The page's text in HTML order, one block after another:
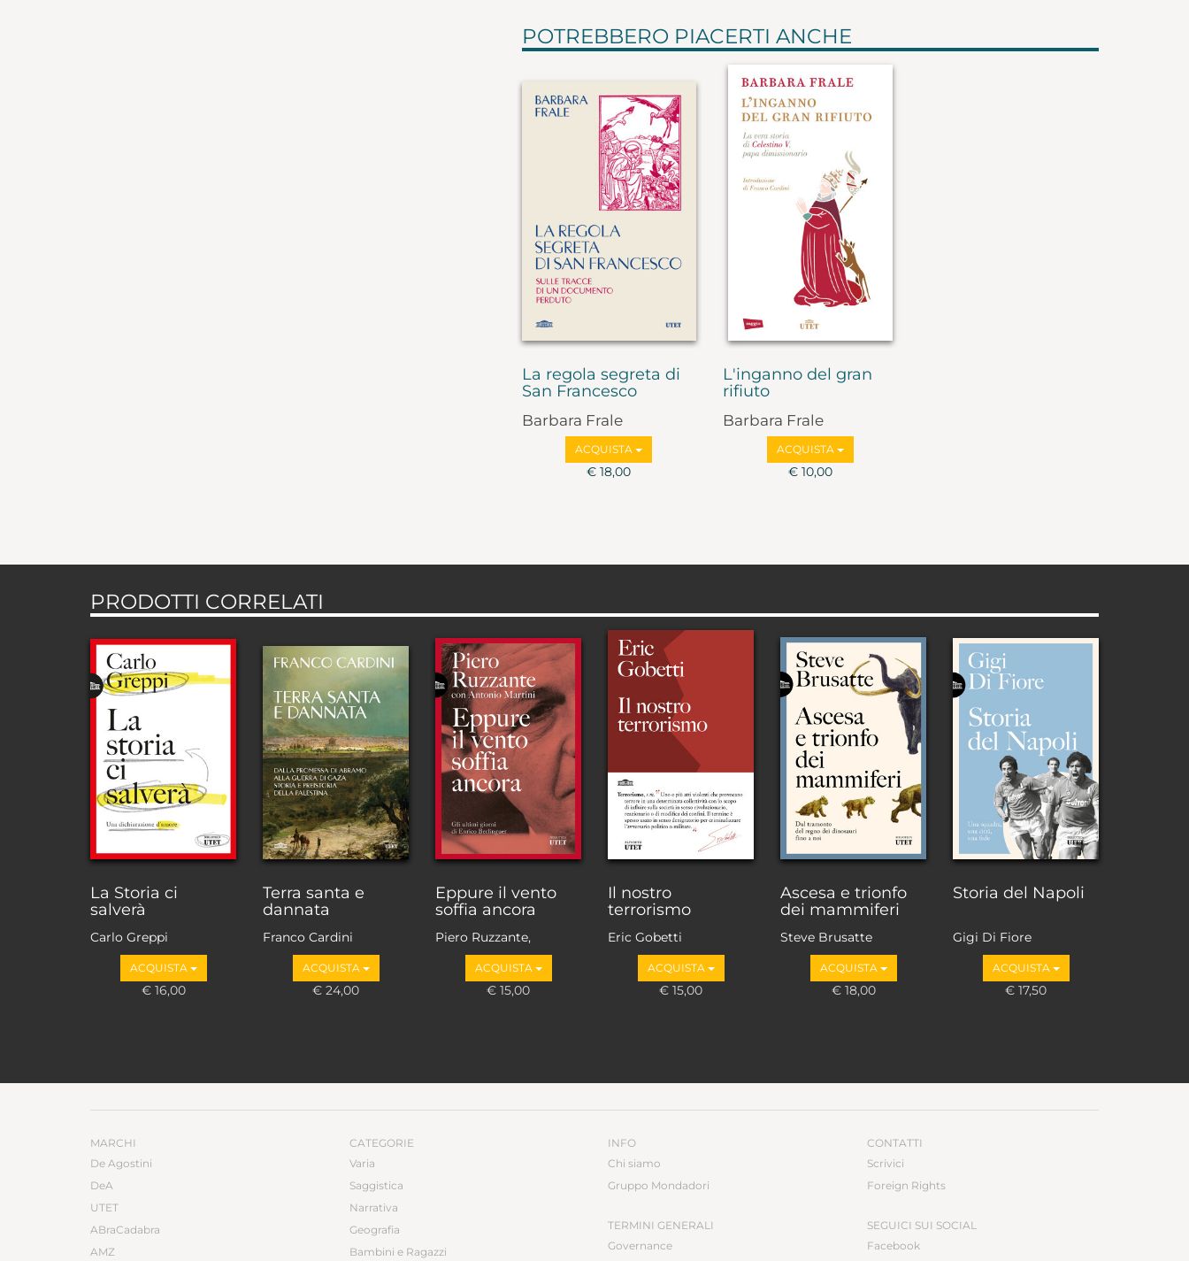
POTREBBERO PIACERTI ANCHE
La regola segreta di
San Francesco
Barbara Frale
ACQUISTA
€ 18,00
L'inganno del gran
rifiuto
Barbara Frale
ACQUISTA
€ 10,00
PRODOTTI CORRELATI
La Storia ci
salverà
Carlo Greppi
ACQUISTA
€ 16,00
Terra santa e
dannata
Franco Cardini
ACQUISTA
€ 24,00
Eppure il vento
soffia ancora
Piero Ruzzante,
Antonio Martini
ACQUISTA
€ 15,00
Il nostro
terrorismo
Eric Gobetti
ACQUISTA
€ 15,00
Ascesa e trionfo
dei mammiferi
Steve Brusatte
ACQUISTA
€ 18,00
Storia del Napoli
Gigi Di Fiore
ACQUISTA
€ 17,50
MARCHI
De Agostini
DeA
UTET
ABraCadabra
AMZ
CATEGORIE
Varia
Saggistica
Narrativa
Geografia
Bambini e Ragazzi
INFO
Chi siamo
Gruppo Mondadori
TERMINI GENERALI
Governance
CONTATTI
Scrivici
Foreign Rights
SEGUICI SUI SOCIAL
Facebook